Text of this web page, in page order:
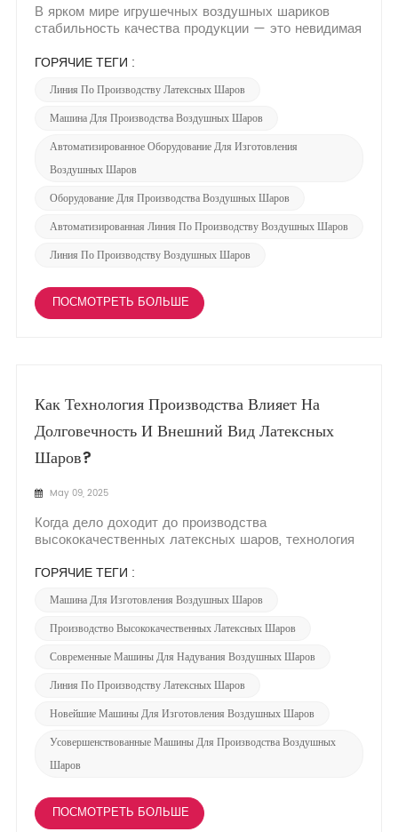
В ярком мире игрушечных воздушных шариков
стабильность качества продукции — это невидимая
удовлетворенность клиентов. Один шарик, который
не надувается должным образом, или партия с
неравномерной окраской могут существенно
повлиять на репутацию бренда. Име...
ГОРЯЧИЕ ТЕГИ :
Линия По Производству Латексных Шаров
Машина Для Производства Воздушных Шаров
Автоматизированное Оборудование Для Изготовления
Воздушных Шаров
Оборудование Для Производства Воздушных Шаров
Автоматизированная Линия По Производству Воздушных Шаров
Линия По Производству Воздушных Шаров
ПОСМОТРЕТЬ БОЛЬШЕ
Как Технология Производства Влияет На
Долговечность И Внешний Вид Латексных
Шаров?
May 09, 2025
Когда дело доходит до производства
высококачественных латексных шаров, технология
ключевую роль в определении как долговечности,
так и визуальной привлекательности. От точности
машин для изготовления шаров до передовых
технологий, используемых в обраб...
ГОРЯЧИЕ ТЕГИ :
Машина Для Изготовления Воздушных Шаров
Производство Высококачественных Латексных Шаров
Современные Машины Для Надувания Воздушных Шаров
Линия По Производству Латексных Шаров
Новейшие Машины Для Изготовления Воздушных Шаров
Усовершенствованные Машины Для Производства Воздушных
Шаров
ПОСМОТРЕТЬ БОЛЬШЕ